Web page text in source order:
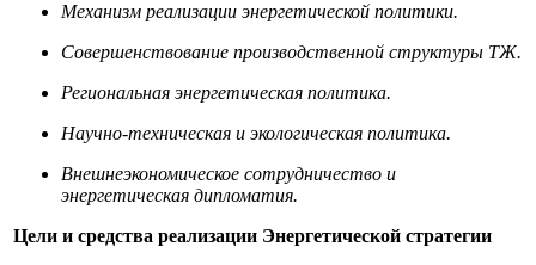
Механизм реализации энергетической политики.
Совершенствование производственной структуры ТЖ.
Региональная энергетическая политика.
Научно-техническая и экологическая политика.
Внешнеэкономическое сотрудничество и
энергетическая дипломатия.
Цели и средства реализации Энергетической стратегии